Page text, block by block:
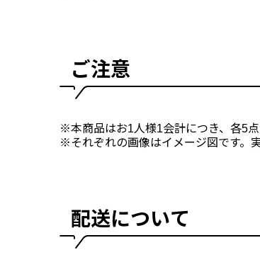
ご注意
※本商品はお1人様1会計につき、各5
※それぞれの画像はイメージ図です。
配送について